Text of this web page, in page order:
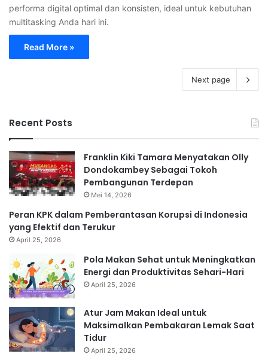
performa digital optimal dan konsisten, ideal untuk kebutuhan
multitasking Anda hari ini.
Read More »
Next page
Recent Posts
Franklin Kiki Tamara Menyatakan Olly
Dondokambey Sebagai Tokoh
Pembangunan Terdepan
Mei 14, 2026
Peran KPK dalam Pemberantasan Korupsi di Indonesia
yang Efektif dan Terukur
April 25, 2026
Pola Makan Sehat untuk Meningkatkan
Energi dan Produktivitas Sehari-Hari
April 25, 2026
Atur Jam Makan Ideal untuk
Maksimalkan Pembakaran Lemak Saat
Tidur
April 25, 2026